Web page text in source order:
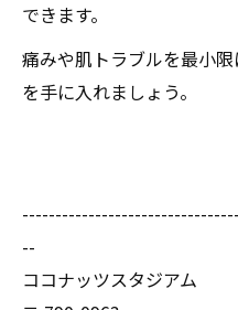
できます。
痛みや肌トラブルを最小
を手に入れましょう。
--
ココナッツスタジアム